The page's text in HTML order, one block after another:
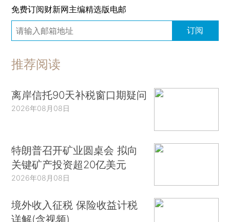
免费订阅财新网主编精选版电邮
订阅
推荐阅读
离岸信托90天补税窗口期疑问
2026年08月08日
特朗普召开矿业圆桌会 拟向
关键矿产投资超20亿美元
2026年08月08日
境外收入征税 保险收益计税
详解(含视频)